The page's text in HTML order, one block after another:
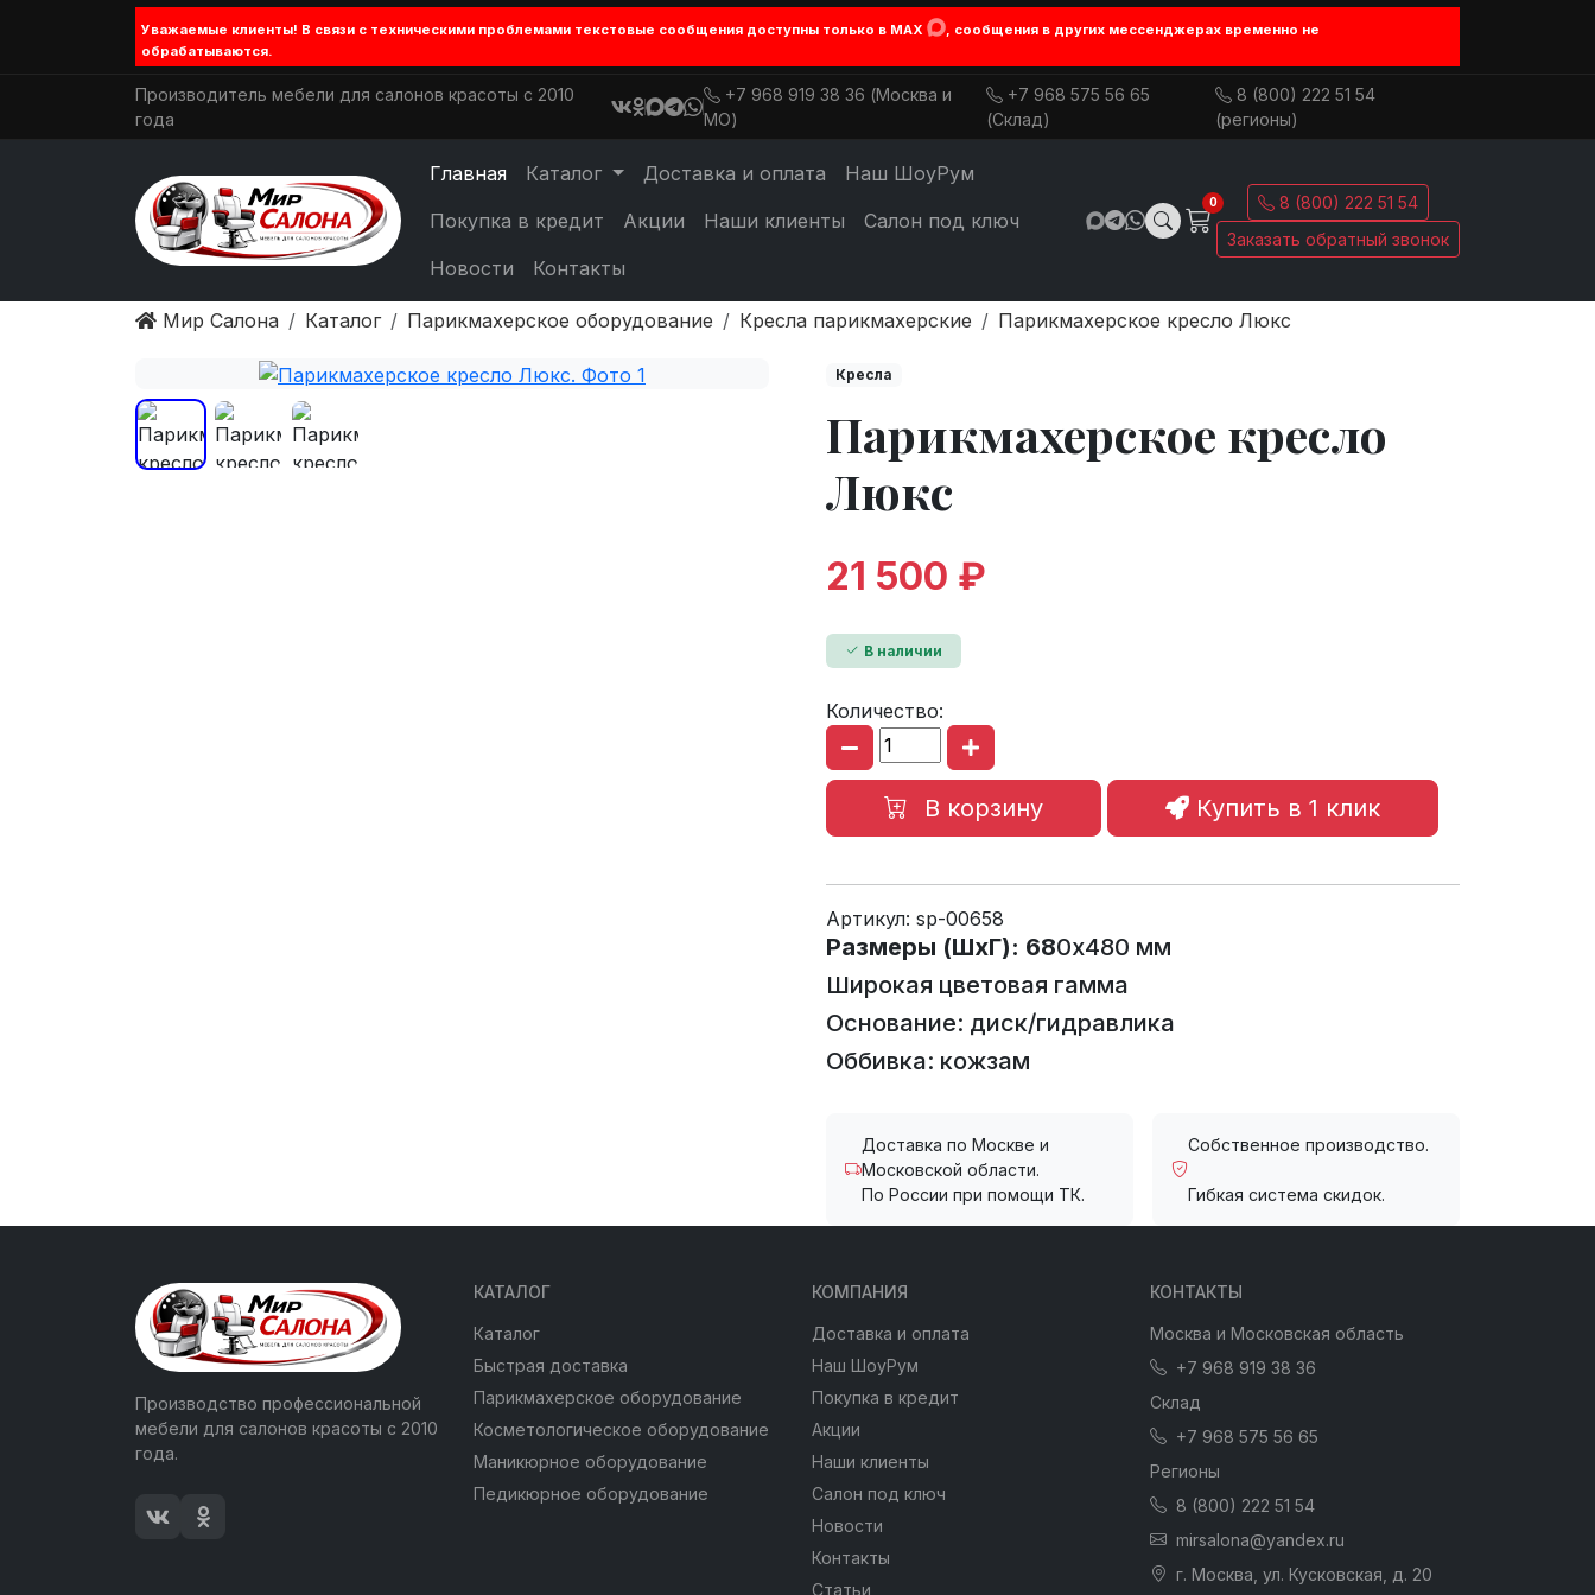
Уважаемые клиенты! В связи с техническими проблемами текстовые сообщения доступны только в MAX
, сообщения в других мессенджерах временно не
обрабатываются.
Производитель мебели для салонов красоты с 2010
года
+7 968 919 38 36 (Москва и
МО)
+7 968 575 56 65
(Склад)
8 (800) 222 51 54
(регионы)
Главная Каталог Доставка и оплата
Наш ШоуРум
Покупка в кредит
Акции Наши клиенты
Салон под ключ
Новости
Контакты
0
8 (800) 222 51 54
Заказать обратный звонок
Мир Салона Каталог Парикмахерское оборудование Кресла парикмахерские Парикмахерское кресло Люкс
Кресла
Парикмахерское кресло
Люкс
21 500 ₽
В наличии
Количество:
В корзину Купить в 1 клик
Артикул: sp-00658
Размеры (ШхГ): 680х480 мм
Широкая цветовая гамма
Основание: диск/гидравлика
Оббивка: кожзам
Доставка по Москве и
Московской области.
По России при помощи ТК.
Собственное производство.
Гибкая система скидок.
Производство профессиональной
мебели для салонов красоты с 2010
года.
КАТАЛОГ
Каталог
Быстрая доставка
Парикмахерское оборудование
Косметологическое оборудование
Маникюрное оборудование
Педикюрное оборудование
КОМПАНИЯ
Доставка и оплата
Наш ШоуРум
Покупка в кредит
Акции
Наши клиенты
Салон под ключ
Новости
Контакты
Статьи
КОНТАКТЫ
Москва и Московская область
+7 968 919 38 36
Склад
+7 968 575 56 65
Регионы
8 (800) 222 51 54
mirsalona@yandex.ru
г. Москва, ул. Кусковская, д. 20